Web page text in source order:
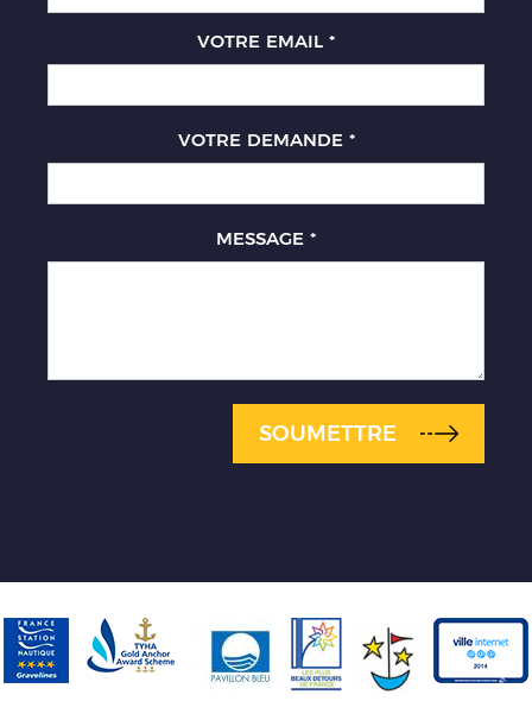
VOTRE EMAIL *
VOTRE DEMANDE *
MESSAGE *
SOUMETTRE